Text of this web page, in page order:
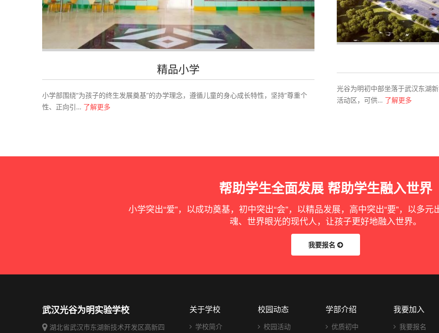
精品小学
小学部围绕“为孩子的终生发展奠基”的办学理念，遵循儿童的身心成长特性，坚持“尊重个
性、正向引… 了解更多
光谷为明初中部坐落于武汉东湖
活动区，可供… 了解更多
帮助学生全面发展 帮助学生融入世界
小学突出“爱”，以成功奠基，初中突出“会”，以精品发展，高中突出“要”，以多
魂、世界眼光的现代人，让孩子更好地融入世界。
我要报名
武汉光谷为明实验学校
湖北省武汉市东湖新技术开发区高新四
关于学校
学校简介
校园动态
校园活动
学部介绍
优质初中
我要加入
我要报名